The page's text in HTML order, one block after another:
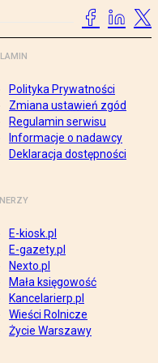
Polityka Prywatności
Zmiana ustawień zgód
Regulamin serwisu
Informacje o nadawcy
Deklaracja dostępności
E-kiosk.pl
E-gazety.pl
Nexto.pl
Mała księgowość
Kancelarierp.pl
Wieści Rolnicze
Życie Warszawy